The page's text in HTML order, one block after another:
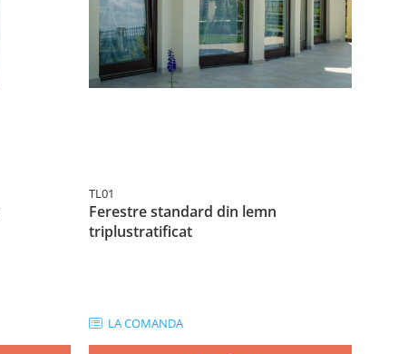
TL01
Ferestre standard din lemn
triplustratificat
LA COMANDA